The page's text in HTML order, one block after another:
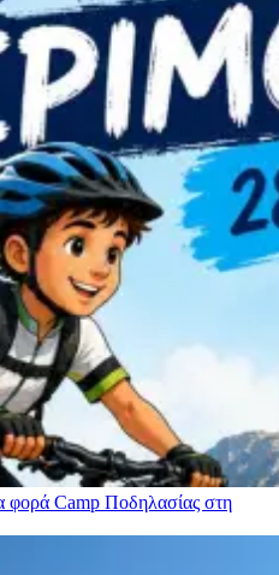
Camp Ποδηλασίας στη